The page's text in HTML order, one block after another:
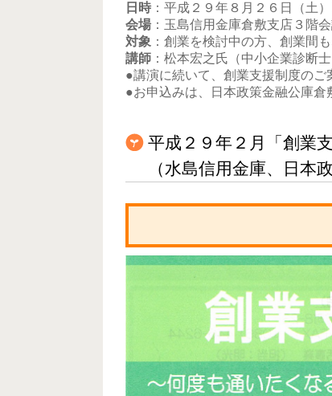
日時：平成２９年８月２６日（土
会場 ：玉島信用金庫倉敷支店３階
対象 ：創業を検討中の方、創業間
講師 ：松本宏之氏（中小企業診断
●講演に続いて、創業支援制度の
●お申込みは、日本政策金融公庫
平成２９年２月「創業
（水島信用金庫、日本